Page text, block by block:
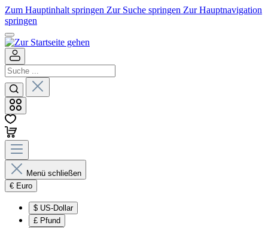
Zum Hauptinhalt springen Zur Suche springen Zur Hauptnavigation
springen
Menü schließen
€ Euro
$ US-Dollar
£ Pfund